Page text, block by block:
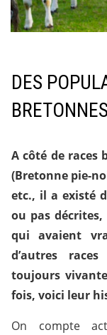
DES
A côté de races
(Bretonne pie-
etc., il a existé
ou pas
qui avaient
d’autres
toujours
fois, voici leur
On compte